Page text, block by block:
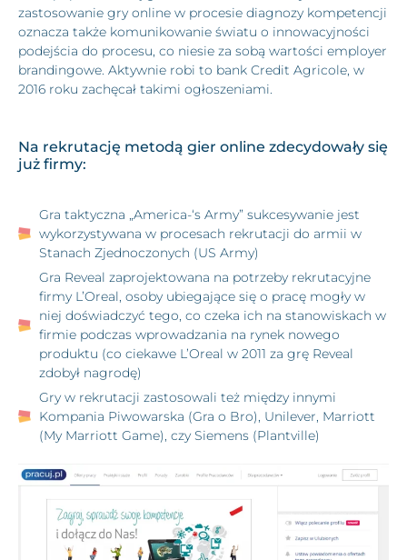
zastosowanie gry online w procesie diagnozy kompetencji
oznacza także komunikowanie światu o innowacyjności
podejścia do procesu, co niesie za sobą wartości employer
brandingowe. Aktywnie robi to bank Credit Agricole, w
2016 roku zachęcał takimi ogłoszeniami.
Na rekrutację metodą gier online zdecydowały się
już firmy:
Gra taktyczna „America-‘s Army” sukcesywanie jest
wykorzystywana w procesach rekrutacji do armii w
Stanach Zjednoczonych (US Army)
Gra Reveal zaprojektowana na potrzeby rekrutacyjne
firmy L’Oreal, osoby ubiegające się o pracę mogły w
niej doświadczyć tego, co czeka ich na stanowiskach w
firmie podczas wprowadzania na rynek nowego
produktu (co ciekawe L’Oreal w 2011 za grę Reveal
zdobył nagrodę)
Gry w rekrutacji zastosowali też między innymi
Kompania Piwowarska (Gra o Bro), Unilever, Marriott
(My Marriott Game), czy Siemens (Plantville)